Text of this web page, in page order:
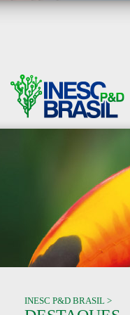
INESC P&D BRASIL >